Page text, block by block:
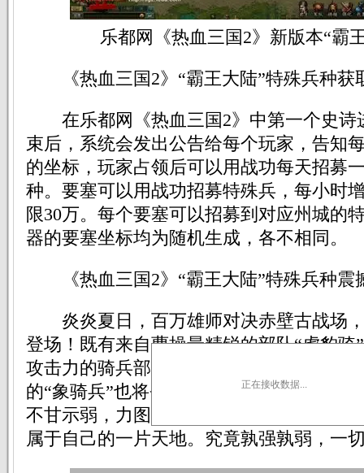
乐都网《热血三国2》新版本“霸
《热血三国2》“霸王大陆”特殊兵种获
在乐都网《热血三国2》中第一个史诗
束后，系统会发出公告给每个玩家，告知
的坐标，玩家占领后可以用战功每天招募
种。要塞可以用战功招募特殊兵，每小时
限30万。每个要塞可以招募到对应州城的
器的要塞坐标均为随机生成，各不相同。
《热血三国2》“霸王大陆”特殊兵种震
炎炎夏日，百万雄师对决赤壁古战场
登场！既有来自曹操最精锐的部队“虎豹骑
攻击力的骑兵部队“西凉铁骑”，甚至连蜀
的“象骑兵”也将登场，白马义从、藤甲兵
不甘示弱，力图在乐都网《热血三国2》新
属于自己的一片天地。究竟孰强孰弱，一
正在接收数据...